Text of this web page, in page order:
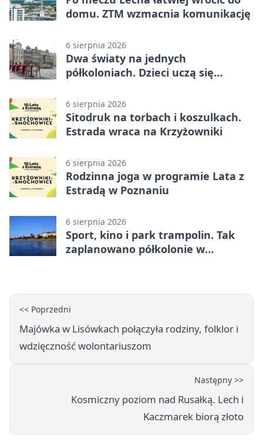
domu. ZTM wzmacnia komunikację
6 sierpnia 2026
Dwa światy na jednych
półkoloniach. Dzieci uczą się
6 sierpnia 2026
Sitodruk na torbach i koszulkach.
Estrada wraca na Krzyżowniki
6 sierpnia 2026
Rodzinna joga w programie Lata z
Estradą w Poznaniu
6 sierpnia 2026
Sport, kino i park trampolin. Tak
zaplanowano półkolonie w
<< Poprzedni
Majówka w Lisówkach połączyła rodziny, folklor i
wdzięczność wolontariuszom
Następny >>
Kosmiczny poziom nad Rusałką. Lech i
Kaczmarek biorą złoto